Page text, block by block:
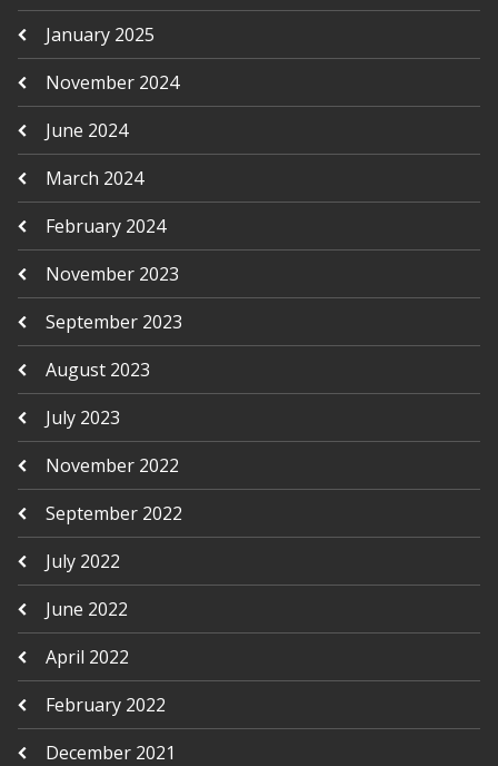
January 2025
November 2024
June 2024
March 2024
February 2024
November 2023
September 2023
August 2023
July 2023
November 2022
September 2022
July 2022
June 2022
April 2022
February 2022
December 2021